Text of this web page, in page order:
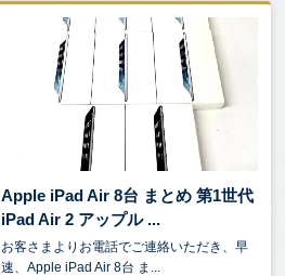
Apple iPad Air 8台 まとめ 第1世代
iPad Air 2 アップル ...
お客さまよりお電話でご連絡いただき、早
速、Apple iPad Air 8台 ま...